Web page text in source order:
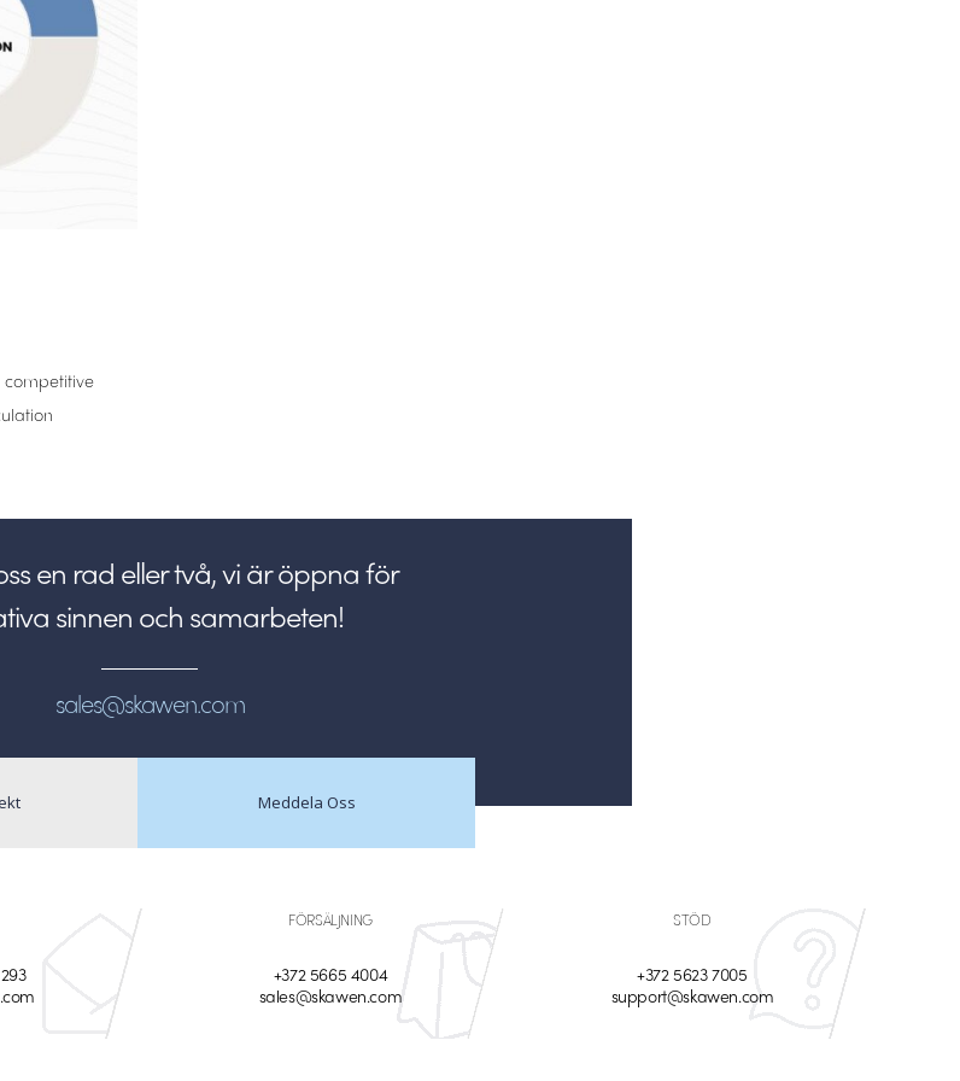
competitive
en rad eller två, vi är öppna för
sinnen och samarbeten!
sales@skawen.com
Meddela Oss
FÖRSÄLJNING
+372 5665 4004
sales@skawen.com
STÖD
+372 5623 7005
support@skawen.com